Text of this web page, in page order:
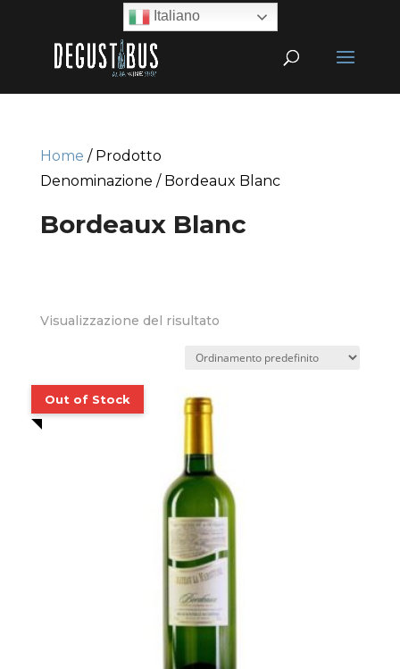
Home / Prodotto
Denominazione / Bordeaux Blanc
Bordeaux Blanc
Visualizzazione del risultato
Italiano